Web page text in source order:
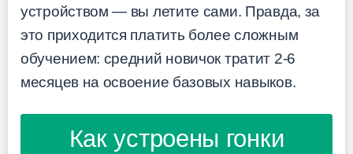
устройством — вы летите сами. Правда, за
это приходится платить более сложным
обучением: средний новичок тратит 2-6
месяцев на освоение базовых навыков.
Как устроены гонки